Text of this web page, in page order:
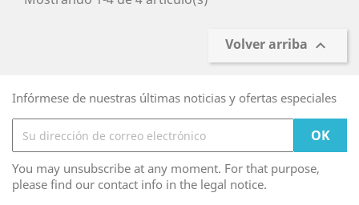
Volver arriba 
Infórmese de nuestras últimas noticias y ofertas especiales
You may unsubscribe at any moment. For that purpose,
please find our contact info in the legal notice.